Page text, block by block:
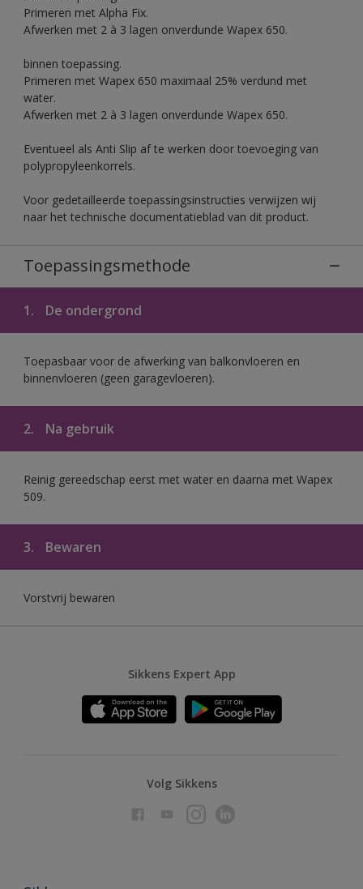
Primeren met Alpha Fix.
Afwerken met 2 à 3 lagen onverdunde Wapex 650.
binnen toepassing.
Primeren met Wapex 650 maximaal 25% verdund met
water.
Afwerken met 2 à 3 lagen onverdunde Wapex 650.
Eventueel als Anti Slip af te werken door toevoeging van
polypropyleenkorrels.
Voor gedetailleerde toepassingsinstructies verwijzen wij
naar het technische documentatieblad van dit product.
Toepassingsmethode
1. De ondergrond
Toepasbaar voor de afwerking van balkonvloeren en
binnenvloeren (geen garagevloeren).
2. Na gebruik
Reinig gereedschap eerst met water en daarna met Wapex
509.
3. Bewaren
Vorstvrij bewaren
Sikkens Expert App
Volg Sikkens